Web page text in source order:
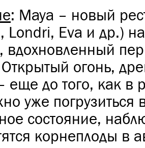
: Maya – новый
Londri, Eva и др.)
вдохновленный
Открытый огонь,
еще до того, как в
уже погрузиться
состояние,
корнеплоды в